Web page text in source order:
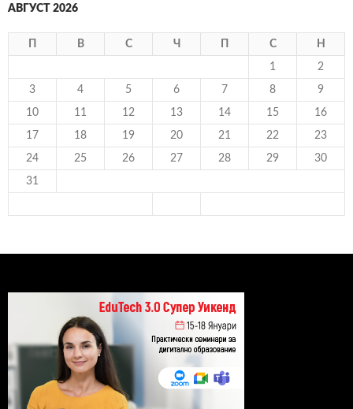
АВГУСТ 2026
В С Ч С Н
1 2
3 4 5 6 7 8 9
10 11 12 13 14 15 16
17 18 19 20 21 22 23
24 25 26 27 28 29 30
31